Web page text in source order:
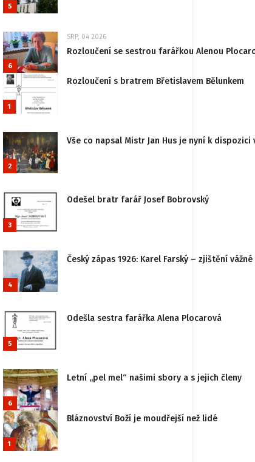
5
6
SRP, 04 2026
Rozloučení se sestrou farářkou Alenou
1
Rozloučení s bratrem Břetislavem Bělunkem
2
Vše co napsal Mistr Jan Hus je nyní k
3
Odešel bratr farář Josef Bobrovský
4
Český zápas 1926: Karel Farský – zjištění
5
Odešla sestra farářka Alena Plocarová
6
Letní „pel mel“ našimi sbory a s jejich členy
1
Bláznovství Boží je moudřejší než lidé